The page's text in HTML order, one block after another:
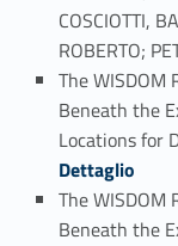
COSCIOTTI,
ROBERTO;
The WISDOM
Beneath the
Locations for
Dettaglio
The WISDOM
Beneath the